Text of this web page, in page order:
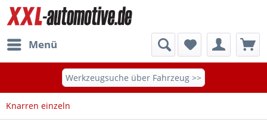
Menü
Werkzeugsuche über Fahrzeug >>
Knarren einzeln